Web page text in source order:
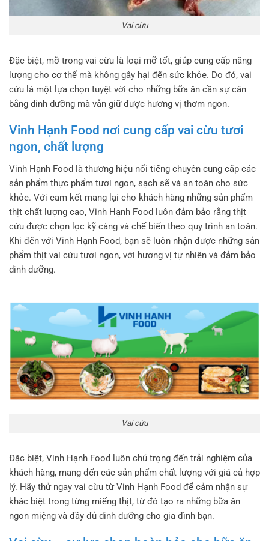
Vai cừu
Đặc biệt, mỡ trong vai cừu là loại mỡ tốt, giúp cung cấp năng
lượng cho cơ thể mà không gây hại đến sức khỏe. Do đó, vai
cừu là một lựa chọn tuyệt vời cho những bữa ăn cần sự cân
bằng dinh dưỡng mà vẫn giữ được hương vị thơm ngon.
Vinh Hạnh Food nơi cung cấp vai cừu tươi
ngon, chất lượng
Vinh Hạnh Food là thương hiệu nổi tiếng chuyên cung cấp các
sản phẩm thực phẩm tươi ngon, sạch sẽ và an toàn cho sức
khỏe. Với cam kết mang lại cho khách hàng những sản phẩm
thịt chất lượng cao, Vinh Hạnh Food luôn đảm bảo rằng thịt
cừu được chọn lọc kỹ càng và chế biến theo quy trình an toàn.
Khi đến với Vinh Hạnh Food, bạn sẽ luôn nhận được những sản
phẩm thịt vai cừu tươi ngon, với hương vị tự nhiên và đảm bảo
dinh dưỡng.
Vai cừu
Đặc biệt, Vinh Hạnh Food luôn chú trọng đến trải nghiệm của
khách hàng, mang đến các sản phẩm chất lượng với giá cả hợp
lý. Hãy thử ngay vai cừu từ Vinh Hạnh Food để cảm nhận sự
khác biệt trong từng miếng thịt, từ đó tạo ra những bữa ăn
ngon miệng và đầy đủ dinh dưỡng cho gia đình bạn.